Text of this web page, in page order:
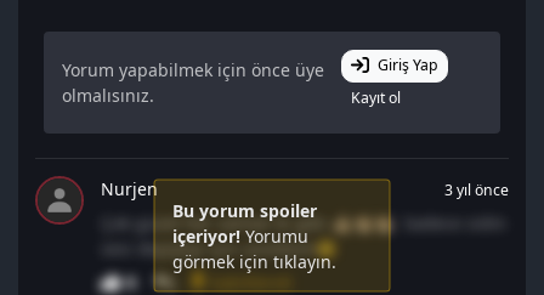
Yorum yapabilmek için önce üye
olmalısınız.
Giriş Yap
Kayıt ol
Nurjen 3 yıl önce
Bu yorum spoiler
içeriyor!Yorumu
görmek için tıklayın.
Çok güzel her zaman kı gibi 👍🏻👏🏻👏🏻. Sadece sidin
sesi deyiştiyi için üzüldüm😕
0